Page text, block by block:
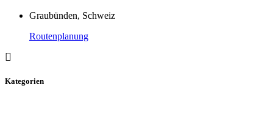
Graubünden, Schweiz
Routenplanung
Kategorien